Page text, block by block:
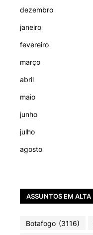
dezembro
janeiro
fevereiro
março
abril
maio
junho
julho
agosto
ASSUNTOS EM ALTA
Botafogo (3116)